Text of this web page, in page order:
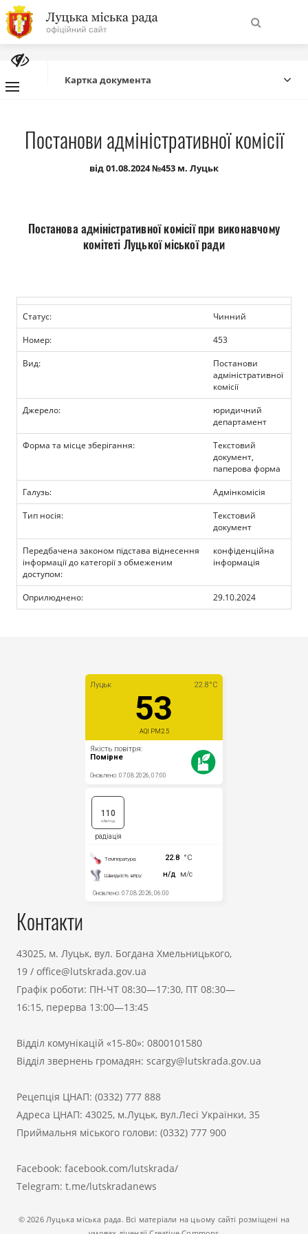
На
головну
сайту
Про місто
Міська влада
Бюджет
Документи
Картка документа
Постанови адміністративної комісії
від 01.08.2024 №453 м. Луцьк
Постанова адміністративної комісії при виконавчому
комітеті Луцької міської ради
Статус:
Чинний
Номер:
453
Вид:
Постанови
адміністративної
комісії
Джерело:
юридичний
департамент
Форма та місце зберігання:
Текстовий
документ,
паперова форма
Галузь:
Адмінкомісія
Тип носія:
Текстовий
документ
Передбачена законом підстава віднесення
інформації до категорії з обмеженим
доступом:
конфіденційна
інформація
Оприлюднено: 29.10.2024
Контакти
43025, м. Луцьк, вул. Богдана Хмельницького,
19 / office@lutskrada.gov.ua
Графік роботи: ПН-ЧТ 08:30—17:30, ПТ 08:30—
16:15, перерва 13:00—13:45
Відділ комунікацій «15-80»: 0800101580
Відділ звернень громадян: scargy@lutskrada.gov.ua
Рецепція ЦНАП: (0332) 777 888
Адреса ЦНАП: 43025, м.Луцьк, вул.Лесі Українки, 35
Приймальня міського голови: (0332) 777 900
Facebook: facebook.com/lutskrada/
Telegram: t.me/lutskradanews
© 2026 Луцька міська рада. Всі матеріали на цьому сайті розміщені на